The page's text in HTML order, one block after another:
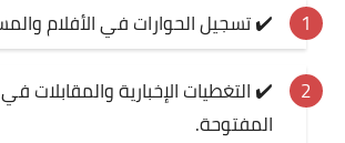
✔️ تسجيل الحوارات في الأفلام
✔️ التغطيات الإخبارية والمقابلات
المفتوحة.